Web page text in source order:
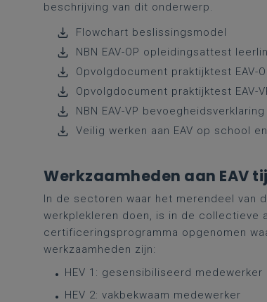
beschrijving van dit onderwerp.
Flowchart beslissingsmodel
NBN EAV-OP opleidingsattest
Opvolgdocument praktijktest EAV-
Opvolgdocument praktijktest EAV-
NBN EAV-VP
Veilig werken aan EAV op school
Werkzaamheden aan EAV
In de sectoren waar het merendeel van
werkplekleren doen, is in de collectieve
certificeringsprogramma opgenomen
werkzaamheden zijn:
HEV 1: gesensibiliseerd medewerker
HEV 2: vakbekwaam medewerker